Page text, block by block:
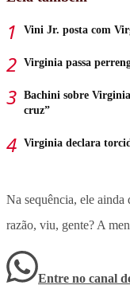
Vini Jr. posta com
Virginia passa
Bachini sobre
cruz”
Virginia declara
Na sequência, ele ainda
razão, viu, gente? A
Entre no canal